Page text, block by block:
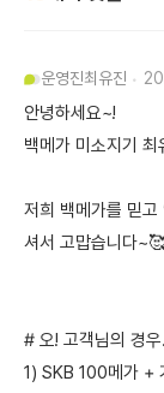
운영진최유진
안녕하세요~!
백메가 미소지기
저희 백메가를 믿
셔서 고맙습니다
# 오! 고객님의 경우.
1) SKB 100메가 +